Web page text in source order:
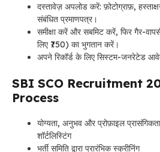
दस्तावेज़ अपलोड करें: फ़ोटोग्राफ़,
संबंधित प्रमाणपत्र।
समीक्षा करें और सबमिट करें, फिर गैर-
लिए ₹750) का भुगतान करें।
अपने रिकॉर्ड के लिए सिस्टम-जनरेटेड
SBI SCO Recruitment
Process
योग्यता, अनुभव और प्रोफ़ाइल
शॉर्टलिस्टिंग
भर्ती समिति द्वारा प्रारंभिक स्क्रीनिंग